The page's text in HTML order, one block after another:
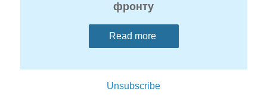
фронту
Read more
Unsubscribe